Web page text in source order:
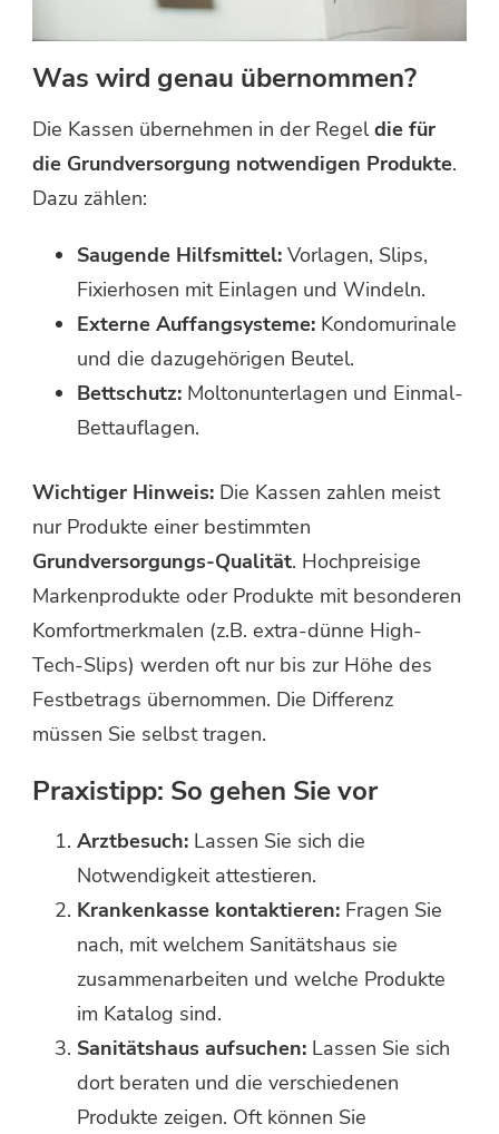
Was wird genau übernommen?
Die Kassen übernehmen in der Regeldie für
die Grundversorgung notwendigen Produkte.
Dazu zählen:
Saugende Hilfsmittel: Vorlagen, Slips,
Fixierhosen mit Einlagen und Windeln.
Externe Auffangsysteme: Kondomurinale
und die dazugehörigen Beutel.
Bettschutz: Moltonunterlagen und Einmal-
Bettauflagen.
Wichtiger Hinweis: Die Kassen zahlen meist
nur Produkte einer bestimmten
Grundversorgungs-Qualität. Hochpreisige
Markenprodukte oder Produkte mit besonderen
Komfortmerkmalen (z.B. extra-dünne High-
Tech-Slips) werden oft nur bis zur Höhe des
Festbetrags übernommen. Die Differenz
müssen Sie selbst tragen.
Praxistipp: So gehen Sie vor
Arztbesuch: Lassen Sie sich die
Notwendigkeit attestieren.
Krankenkasse kontaktieren: Fragen Sie
nach, mit welchem Sanitätshaus sie
zusammenarbeiten und welche Produkte
im Katalog sind.
Sanitätshaus aufsuchen: Lassen Sie sich
dort beraten und die verschiedenen
Produkte zeigen. Oft können Sie